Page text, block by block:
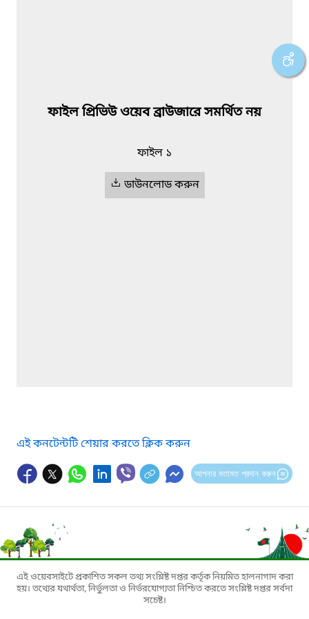
ফাইল প্রিভিউ ওয়েব ব্রাউজারে সমর্থিত নয়
ফাইল ১
ডাউনলোড করুন
এই কনটেন্টটি শেয়ার করতে ক্লিক করুন
আপনার মতামত প্রদান করুন
এই ওয়েবসাইটে প্রকাশিত সকল তথ্য সংশ্লিষ্ট দপ্তর কর্তৃক নিয়মিত হালনাগাদ করা
হয়। তথ্যের যথার্থতা, নির্ভুলতা ও নির্ভরযোগ্যতা নিশ্চিত করতে সংশ্লিষ্ট দপ্তর সর্বদা
সচেষ্ট।